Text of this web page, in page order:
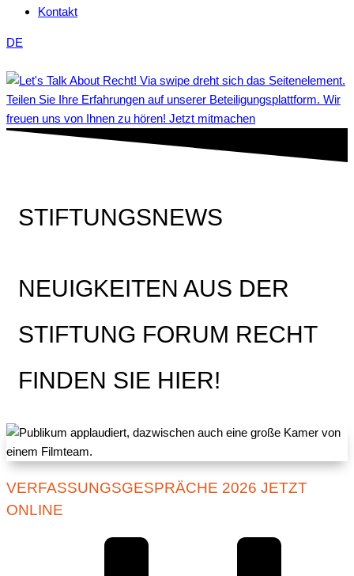
Kontakt
DE
Teilen Sie Ihre Erfahrungen auf unserer Beteiligungsplattform. Wir
freuen uns von Ihnen zu hören! Jetzt mitmachen
STIFTUNGSNEWS
NEUIGKEITEN AUS DER
STIFTUNG FORUM RECHT
FINDEN SIE HIER!
VERFASSUNGSGESPRÄCHE 2026 JETZT
ONLINE